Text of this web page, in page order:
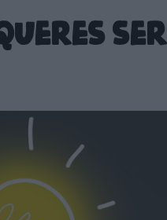
ser